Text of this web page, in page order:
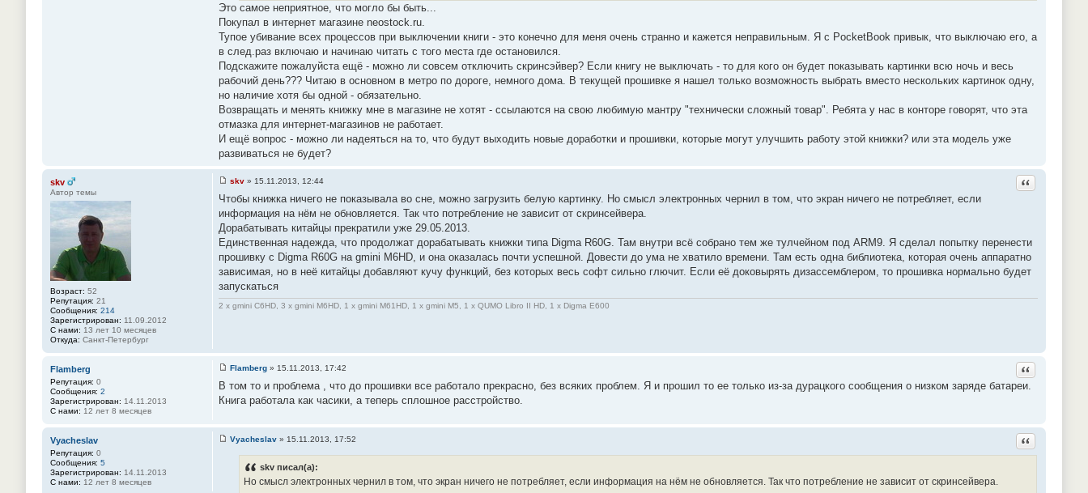
н
и
#
1
2
Это самое неприятное, что могло бы быть...
Покупал в интернет магазине neostock.ru.
Тупое убивание всех процессов при выключении книги - это конечно для меня очень странно и кажется неправильным. Я с PocketBook привык, что выключаю его, а
в след.раз включаю и начинаю читать с того места где остановился.
Подскажите пожалуйста ещё - можно ли совсем отключить скринсэйвер? Если книгу не выключать - то для кого он будет показывать картинки всю ночь и весь
рабочий день??? Читаю в основном в метро по дороге, немного дома. В текущей прошивке я нашел только возможность выбрать вместо нескольких картинок одну,
но наличие хотя бы одной - обязательно.
Возвращать и менять книжку мне в магазине не хотят - ссылаются на свою любимую мантру "технически сложный товар". Ребята у нас в конторе говорят, что эта
отмазка для интернет-магазинов не работает.
И ещё вопрос - можно ли надеяться на то, что будут выходить новые доработки и прошивки, которые могут улучшить работу этой книжки? или эта модель уже
развиваться не будет?
skv
Автор темы
Возраст: 52
Репутация: 21
Сообщения: 214
Зарегистрирован: 11.09.2012
С нами: 13 лет 10 месяцев
Откуда: Санкт-Петербург
Ответить с
о
б
щ
е
н
и
#
1
3
skv » 15.11.2013, 12:44
Чтобы книжка ничего не показывала во сне, можно загрузить белую картинку. Но смысл электронных чернил в том, что экран ничего не потребляет, если
информация на нём не обновляется. Так что потребление не зависит от скринсейвера.
Дорабатывать китайцы прекратили уже 29.05.2013.
Единственная надежда, что продолжат дорабатывать книжки типа Digma R60G. Там внутри всё собрано тем же тулчейном под ARM9. Я сделал попытку перенести
прошивку с Digma R60G на gmini M6HD, и она оказалась почти успешной. Довести до ума не хватило времени. Там есть одна библиотека, которая очень аппаратно
зависимая, но в неё китайцы добавляют кучу функций, без которых весь софт сильно глючит. Если её доковырять дизассемблером, то прошивка нормально будет
запускаться
2 x gmini C6HD, 3 x gmini M6HD, 1 x gmini M61HD, 1 x gmini M5, 1 x QUMO Libro II HD, 1 x Digma E600
Flamberg
Репутация: 0
Сообщения: 2
Зарегистрирован: 14.11.2013
С нами: 12 лет 8 месяцев
Ответить с
о
б
и
Flamberg » 15.11.2013, 17:42
В том то и проблема , что до прошивки все работало прекрасно, без всяких проблем. Я и прошил то ее только из-за дурацкого сообщения о низком заряде батареи.
Книга работала как часики, а теперь сплошное расстройство.
Vyacheslav
Репутация: 0
Сообщения: 5
Зарегистрирован: 14.11.2013
С нами: 12 лет 8 месяцев
Ответить с
Vyacheslav » 15.11.2013, 17:52
skv писал(а):
Но смысл электронных чернил в том, что экран ничего не потребляет, если информация на нём не обновляется. Так что потребление не зависит от скринсейвера.